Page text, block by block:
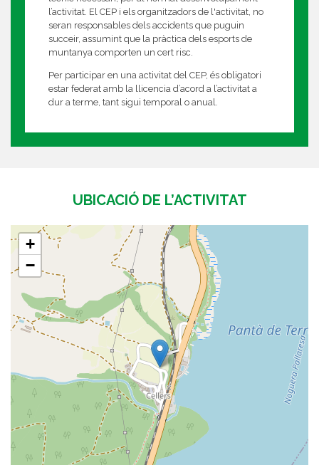
l’activitat. El CEP i els organitzadors de l'activitat, no
seran responsables dels accidents que puguin
succeir, assumint que la pràctica dels esports de
muntanya comporten un cert risc.
Per participar en una activitat del CEP, és obligatori
estar federat amb la llicencia d’acord a l’activitat a
dur a terme, tant sigui temporal o anual.
UBICACIÓ DE L’ACTIVITAT
+
−